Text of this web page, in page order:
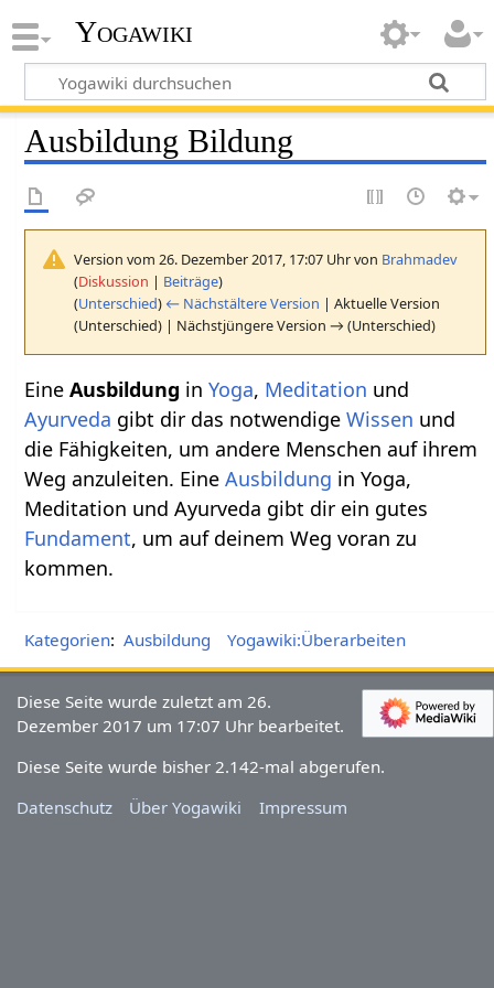
Yogawiki
Ausbildung Bildung
Version vom 26. Dezember 2017, 17:07 Uhr von Brahmadev
(Diskussion | Beiträge)
(Unterschied) ← Nächstältere Version | Aktuelle Version
(Unterschied) | Nächstjüngere Version → (Unterschied)
EineAusbildung inYoga, Meditation und
Ayurveda gibt dir das notwendigeWissen und
die Fähigkeiten, um andere Menschen auf ihrem
Weg anzuleiten. EineAusbildung in Yoga,
Meditation und Ayurveda gibt dir ein gutes
Fundament, um auf deinem Weg voran zu
kommen.
Kategorien: Ausbildung Yogawiki:Überarbeiten
Diese Seite wurde zuletzt am 26.
Dezember 2017 um 17:07 Uhr bearbeitet.
Diese Seite wurde bisher 2.142-mal abgerufen.
Datenschutz
Über Yogawiki Impressum